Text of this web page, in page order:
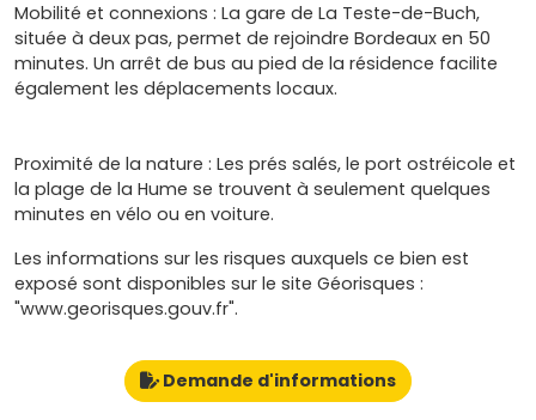
Mobilité et connexions : La gare de La Teste-de-Buch,
située à deux pas, permet de rejoindre Bordeaux en 50
minutes. Un arrêt de bus au pied de la résidence facilite
également les déplacements locaux.
Proximité de la nature : Les prés salés, le port ostréicole et
la plage de la Hume se trouvent à seulement quelques
minutes en vélo ou en voiture.
Les informations sur les risques auxquels ce bien est
exposé sont disponibles sur le site Géorisques :
"www.georisques.gouv.fr".
Demande d'informations